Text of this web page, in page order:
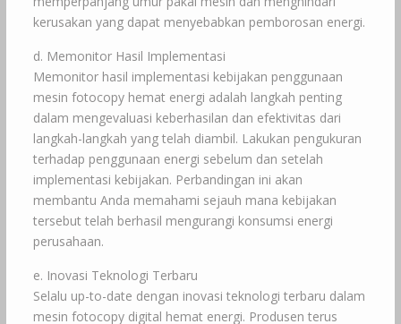
kerusakan yang dapat menyebabkan pemborosan energi.
d. Memonitor Hasil Implementasi
Memonitor hasil implementasi kebijakan penggunaan
mesin fotocopy hemat energi adalah langkah penting
dalam mengevaluasi keberhasilan dan efektivitas dari
langkah-langkah yang telah diambil. Lakukan pengukuran
terhadap penggunaan energi sebelum dan setelah
implementasi kebijakan. Perbandingan ini akan
membantu Anda memahami sejauh mana kebijakan
tersebut telah berhasil mengurangi konsumsi energi
perusahaan.
e. Inovasi Teknologi Terbaru
Selalu up-to-date dengan inovasi teknologi terbaru dalam
mesin fotocopy digital hemat energi. Produsen terus